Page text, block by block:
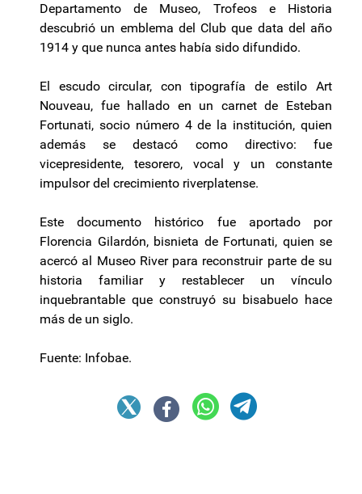
Departamento de Museo, Trofeos e Historia
descubrió un emblema del Club que data del año
1914 y que nunca antes había sido difundido.
El escudo circular, con tipografía de estilo Art
Nouveau, fue hallado en un carnet de Esteban
Fortunati, socio número 4 de la institución, quien
además se destacó como directivo: fue
vicepresidente, tesorero, vocal y un constante
impulsor del crecimiento riverplatense.
Este documento histórico fue aportado por
Florencia Gilardón, bisnieta de Fortunati, quien se
acercó al Museo River para reconstruir parte de su
historia familiar y restablecer un vínculo
inquebrantable que construyó su bisabuelo hace
más de un siglo.
Fuente: Infobae.